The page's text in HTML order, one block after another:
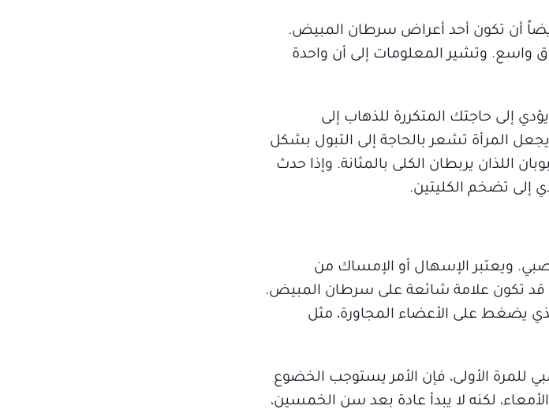
أن تكون أحد أعراض سرطان المبيض.
واسع. وتشير المعلومات إلى أن واحدة
إلى حاجتك المتكررة للذهاب إلى
المرأة تشعر بالحاجة إلى التبول بشكل
اللذان يربطان الكلى بالمثانة. وإذا حدث
إلى تضخم الكليتين.
ويعتبر الإسهال أو الإمساك من
قد تكون علامة شائعة على سرطان المبيض.
يضغط على الأعضاء المجاورة، مثل
العصبي للمرة الأولى، فإن الأمر يستوجب الخضوع
لكنه لا يبدأ عادة بعد سن الخمسين،